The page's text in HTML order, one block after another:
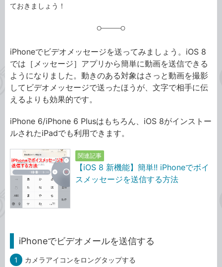
ておきましょう！
iPhoneでビデオメッセージを送ってみましょう。iOS 8
では［メッセージ］アプリから簡単に動画を送信できる
ようになりました。動きのある対象はさっと動画を撮影
してビデオメッセージで送ったほうが、文字で相手に伝
えるよりも効果的です。
iPhone 6/iPhone 6 Plusはもちろん、iOS 8がインストー
ルされたiPadでも利用できます。
関連記事
【iOS 8 新機能】簡単!! iPhoneでボイ
スメッセージを送信する方法
iPhoneでビデオメールを送信する
1 カメラアイコンをロングタップする